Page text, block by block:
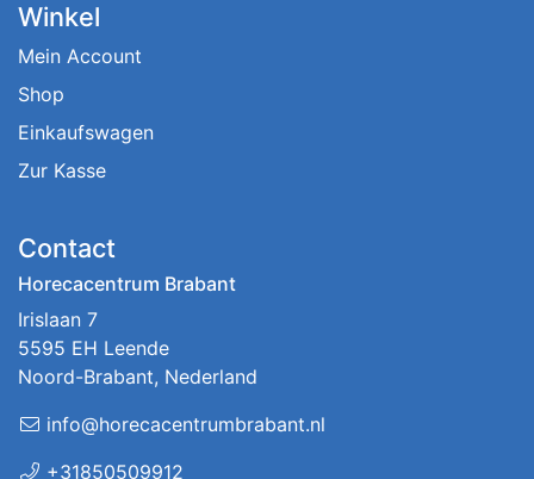
Winkel
Mein Account
Shop
Einkaufswagen
Zur Kasse
Contact
Horecacentrum Brabant
Irislaan 7
5595 EH Leende
Noord-Brabant, Nederland
info@horecacentrumbrabant.nl
+31850509912